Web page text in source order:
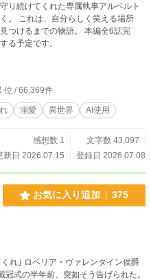
り続けてくれた専属執事アルベルト
る場所
までの物語。 本編全6話完
る予定です。
位 / 66,369件
溺愛 異世界 AI使用
感想数 1
文字数 43,097
新日 2026.07.15
登録日 2026.07.08
お気に入り追加 375
イン侯爵
式の半年前、突如そう告げられた。